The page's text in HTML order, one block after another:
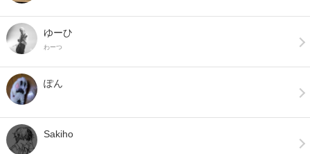
ゆーひ
わーつ
ぽん
Sakiho